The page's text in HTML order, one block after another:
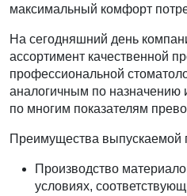
максимальный комфорт
На сегодняшний день
ассортимент качественной
профессиональной
аналогичным по
по многим показателям
Преимущества выпускаемой
Производство
условиях,